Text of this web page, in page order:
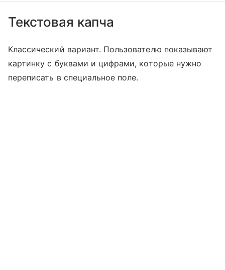
Текстовая капча
Классический вариант. Пользователю показывают
картинку с буквами и цифрами, которые нужно
переписать в специальное поле.